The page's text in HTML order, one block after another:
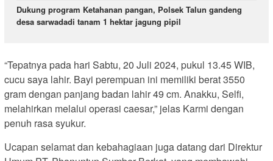
Dukung program Ketahanan pangan, Polsek Talun gandeng
desa sarwadadi tanam 1 hektar jagung pipil
“Tepatnya pada hari Sabtu, 20 Juli 2024, pukul 13.45 WIB,
cucu saya lahir. Bayi perempuan ini memiliki berat 3550
gram dengan panjang badan lahir 49 cm. Anakku, Selfi,
melahirkan melalui operasi caesar,” jelas Karmi dengan
penuh rasa syukur.
Ucapan selamat dan kebahagiaan juga datang dari Direktur